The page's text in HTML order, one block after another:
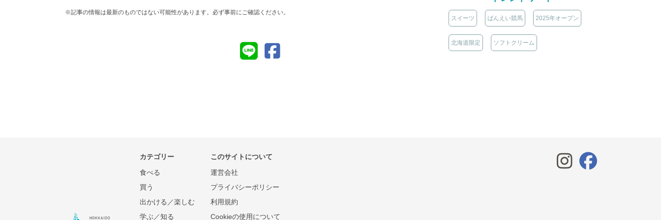
※記事の情報は最新のものではない可能性があります。必ず事前にご確認ください。
スイーツ ばんえい競馬 2025年オープン
北海道限定 ソフトクリーム
カテゴリー
食べる
買う
出かける／楽しむ
学ぶ／知る
このサイトについて
運営会社
プライバシーポリシー
利用規約
Cookieの使用について